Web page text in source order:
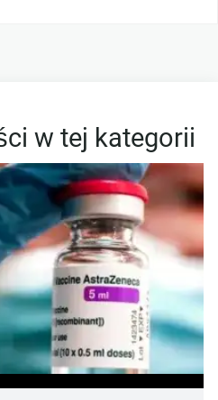
w tej kategorii